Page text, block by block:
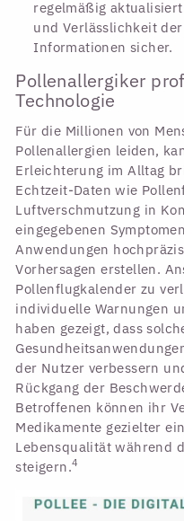
regelmäßig
und Verlässlichkeit
Informationen sicher.
Pollenallergiker
Technologie
Für die Millionen von
Pollenallergien leiden,
Erleichterung im Alltag
Echtzeit-Daten wie
Luftverschmutzung in
eingegebenen
Anwendungen
Vorhersagen erstellen.
Pollenflugkalender zu
individuelle Warnungen
haben gezeigt, dass
der Nutzer verbessern
Rückgang der
Betroffenen können ihr
Medikamente gezielter
Lebensqualität während
steigern.4